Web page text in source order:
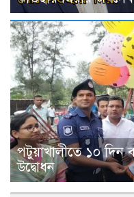
পটুয়াখালীতে ১০ দিন
উদ্বোধন